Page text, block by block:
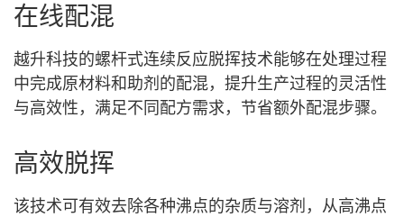
在线配混
越升科技的螺杆式连续反应脱挥技术能够在处理过程
中完成原材料和助剂的配混，提升生产过程的灵活性
与高效性，满足不同配方需求，节省额外配混步骤。
高效脱挥
该技术可有效去除各种沸点的杂质与溶剂，从高沸点